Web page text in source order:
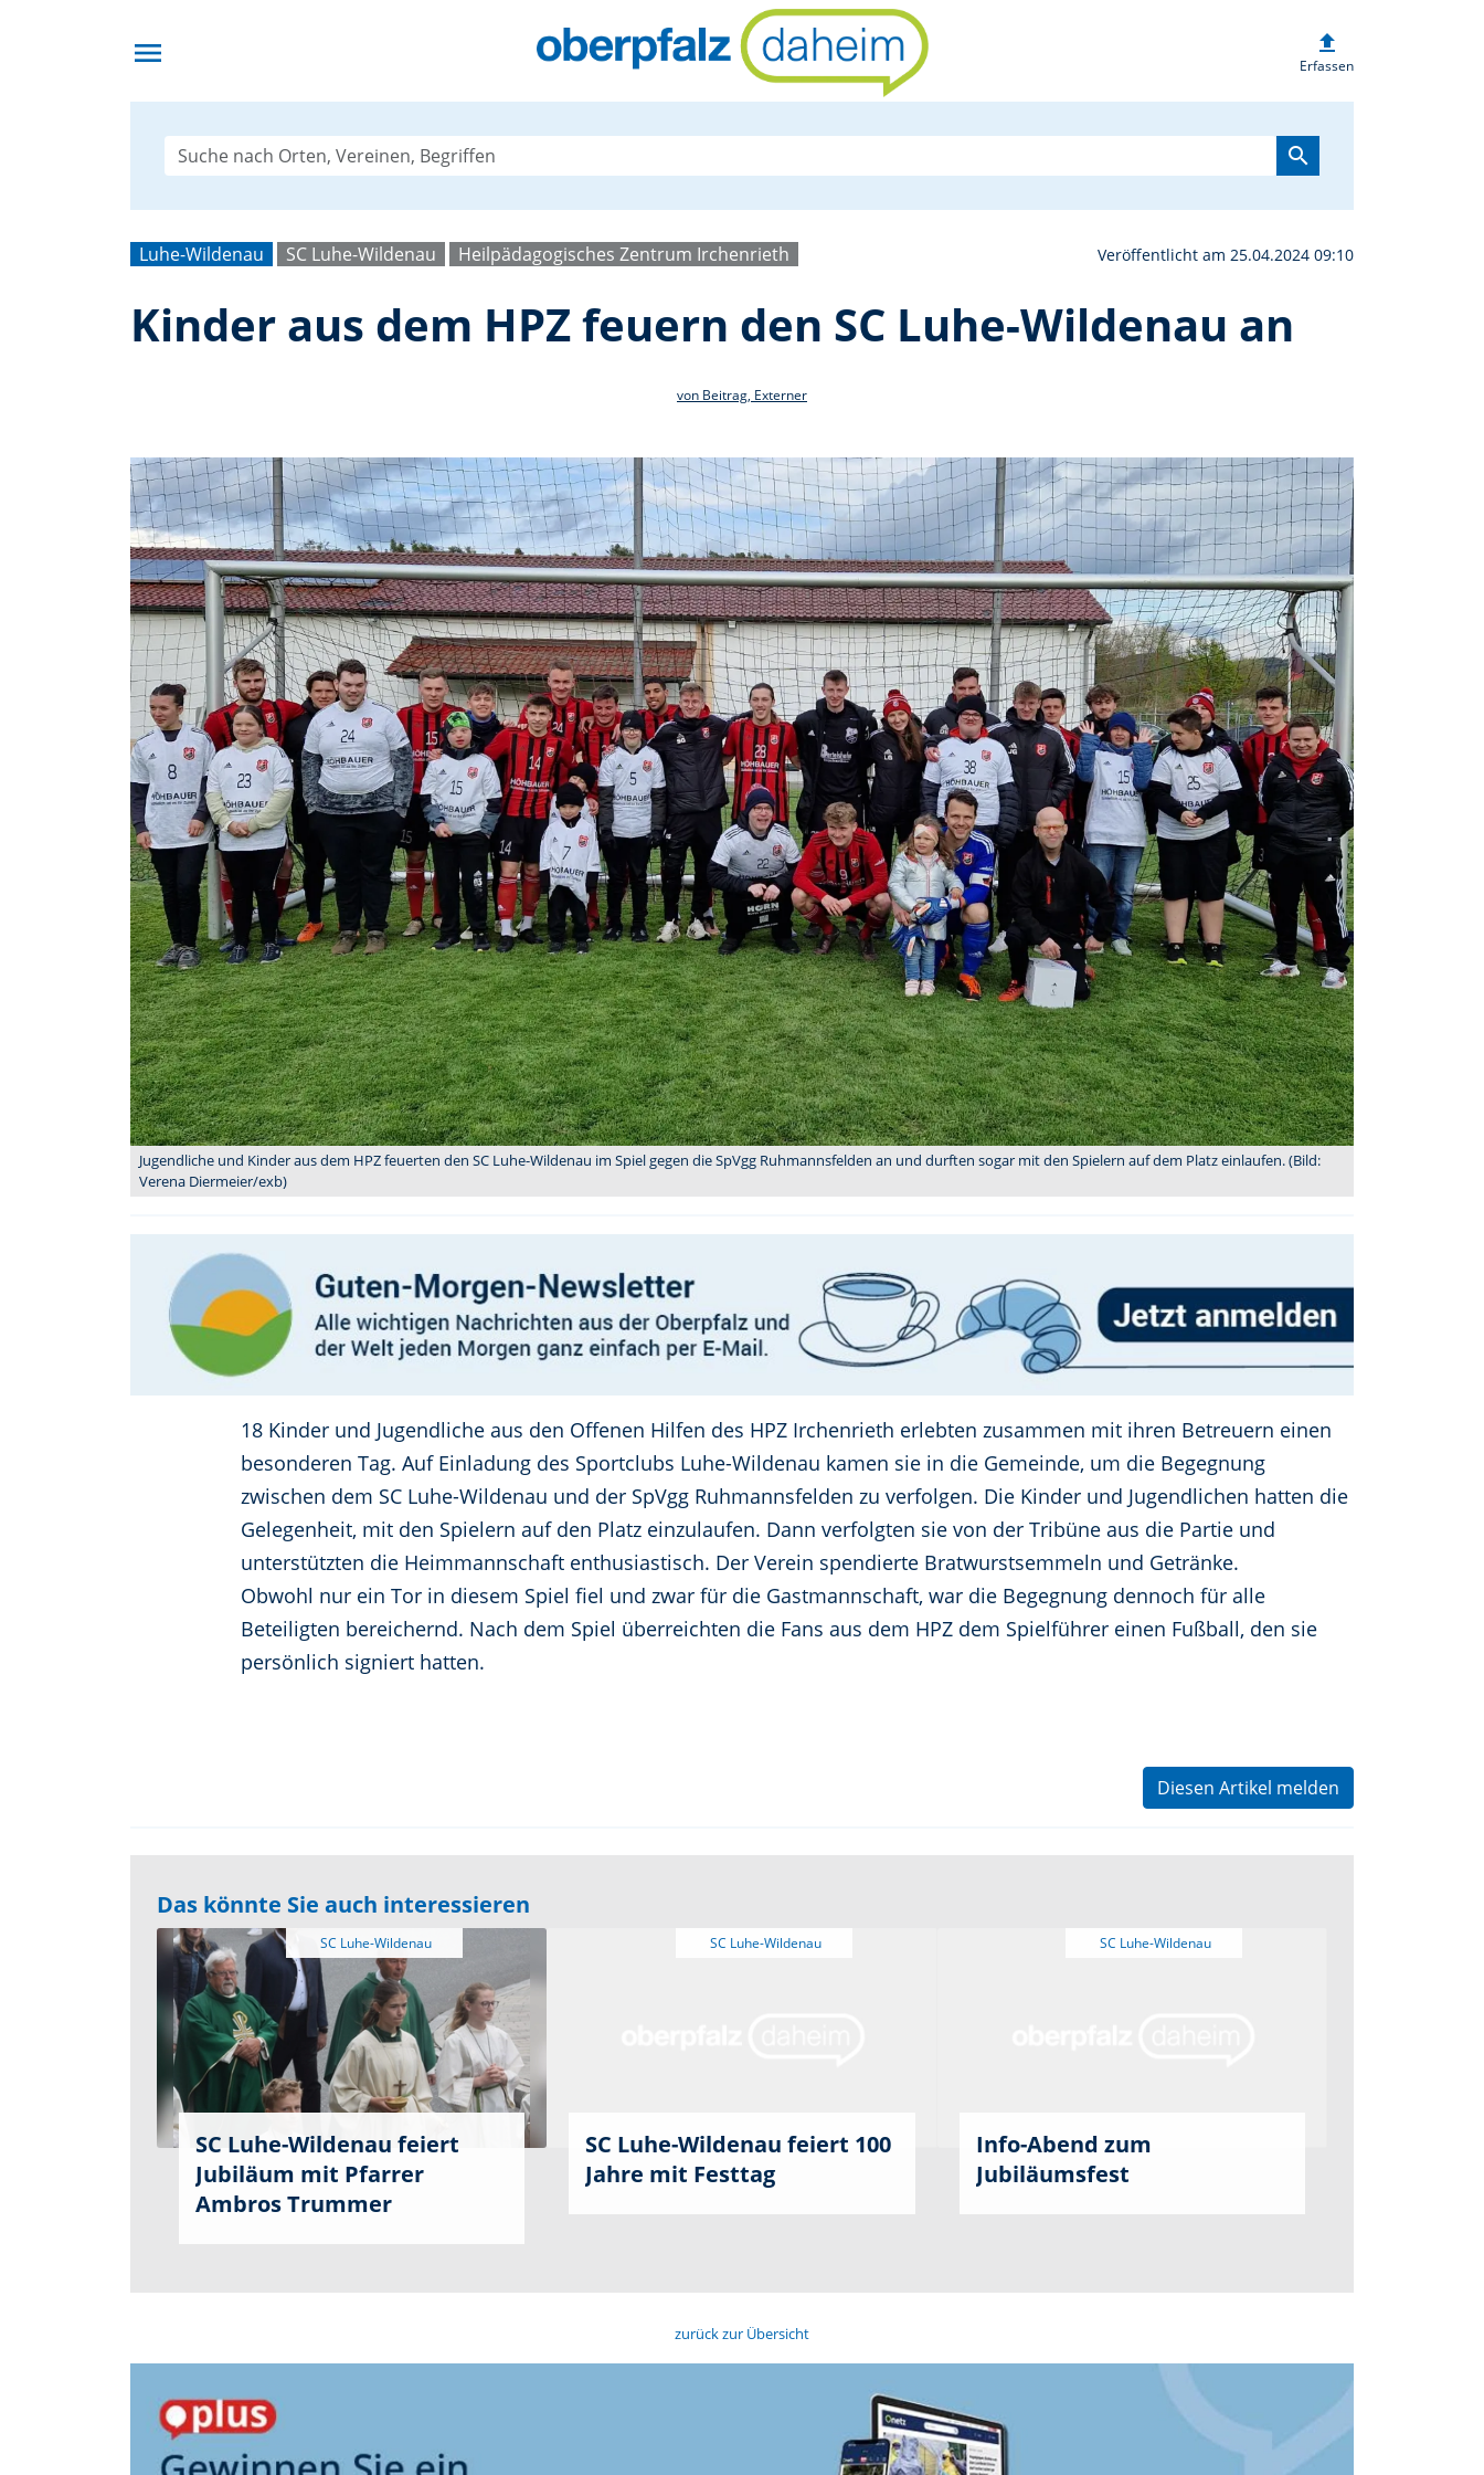
menu Kinder aus dem HPZ feuern den
upload
Erfassen
search
Luhe-Wildenau SC Luhe-Wildenau Heilpädagogisches Zentrum Irchenrieth Veröffentlicht am 25.04.2024 09:10
Kinder aus dem HPZ feuern den SC Luhe-Wildenau an
von Beitrag, Externer
Jugendliche und Kinder aus dem HPZ feuerten den SC Luhe-Wildenau im Spiel gegen die SpVgg Ruhmannsfelden an und durften sogar mit den Spielern auf dem Platz einlaufen. (Bild:
Verena Diermeier/exb)
18 Kinder und Jugendliche aus den Offenen Hilfen des HPZ Irchenrieth erlebten zusammen mit ihren Betreuern einen
besonderen Tag. Auf Einladung des Sportclubs Luhe-Wildenau kamen sie in die Gemeinde, um die Begegnung
zwischen dem SC Luhe-Wildenau und der SpVgg Ruhmannsfelden zu verfolgen. Die Kinder und Jugendlichen hatten die
Gelegenheit, mit den Spielern auf den Platz einzulaufen. Dann verfolgten sie von der Tribüne aus die Partie und
unterstützten die Heimmannschaft enthusiastisch. Der Verein spendierte Bratwurstsemmeln und Getränke.
Obwohl nur ein Tor in diesem Spiel fiel und zwar für die Gastmannschaft, war die Begegnung dennoch für alle
Beteiligten bereichernd. Nach dem Spiel überreichten die Fans aus dem HPZ dem Spielführer einen Fußball, den sie
persönlich signiert hatten.
Diesen Artikel melden
Das könnte Sie auch interessieren
SC Luhe-Wildenau
SC Luhe-Wildenau feiert
Jubiläum mit Pfarrer
Ambros Trummer
SC Luhe-Wildenau
SC Luhe-Wildenau feiert 100
Jahre mit Festtag
Info-Abend zum
Jubiläumsfest
zurück zur Übersicht